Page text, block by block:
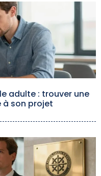
adulte : trouver une
son projet